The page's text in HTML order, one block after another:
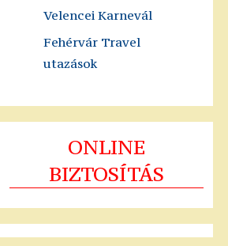
Velencei Karnevál
Fehérvár Travel
utazások
ONLINE
BIZTOSÍTÁS